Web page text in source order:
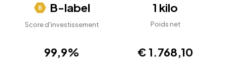
B-label
Score d'investissement
1 kilo
Poids net
99,9% € 1.768,10